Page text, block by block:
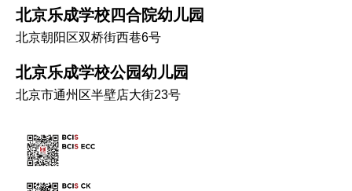
北京乐成学校四合院幼儿园
北京朝阳区双桥街西巷6号
北京乐成学校公园幼儿园
北京市通州区半壁店大街23号